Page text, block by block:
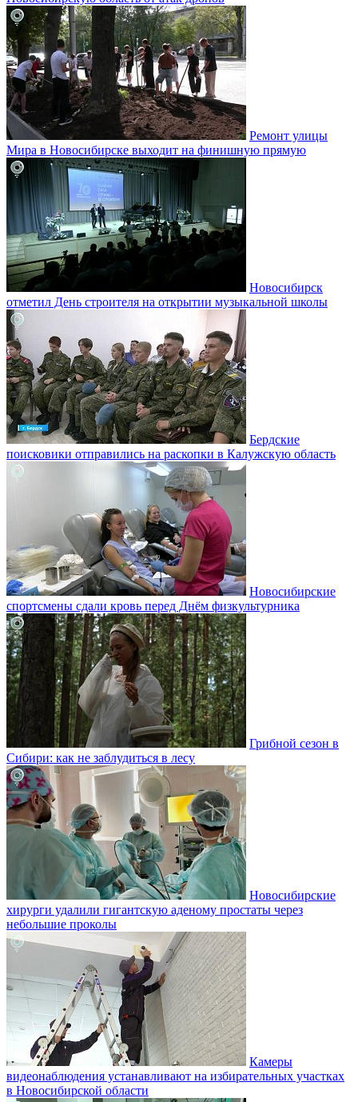
Ремонт улицы
Мира в Новосибирске выходит на финишную прямую
Новосибирск
отметил День строителя на открытии музыкальной школы
Бердские
поисковики отправились на раскопки в Калужскую область
Новосибирские
спортсмены сдали кровь перед Днём физкультурника
Грибной сезон в
Сибири: как не заблудиться в лесу
Новосибирские
хирурги удалили гигантскую аденому простаты через
небольшие проколы
Камеры
видеонаблюдения устанавливают на избирательных участках
в Новосибирской области